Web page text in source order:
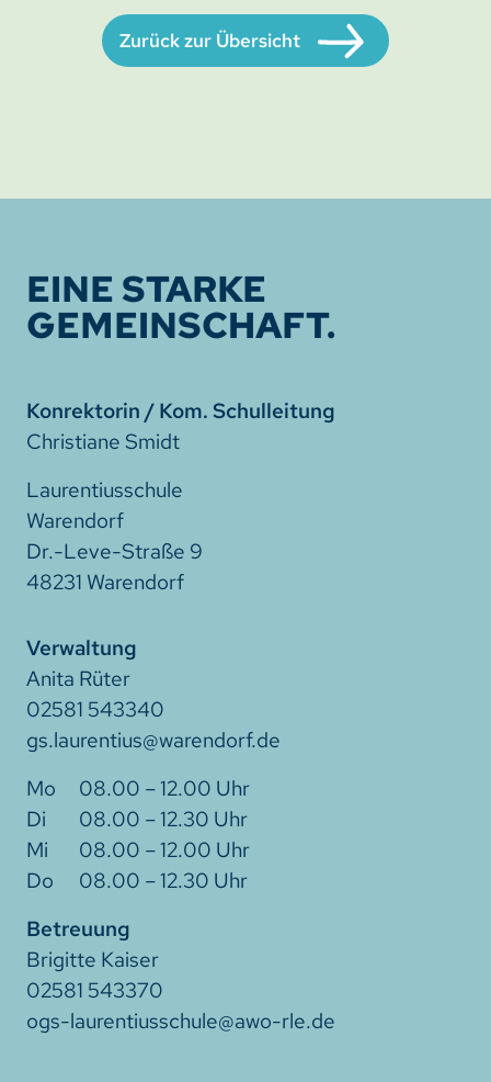
Zurück zur Übersicht
EINE STARKE
GEMEINSCHAFT.
Konrektorin / Kom. Schulleitung
Christiane Smidt
Laurentiusschule
Warendorf
Dr.-Leve-Straße 9
48231 Warendorf
Verwaltung
Anita Rüter
02581 543340
gs.laurentius@warendorf.de
08.00 – 12.00 Uhr
08.00 – 12.30 Uhr
08.00 – 12.00 Uhr
08.00 – 12.30 Uhr
Betreuung
Brigitte Kaiser
02581 543370
ogs-laurentiusschule@awo-rle.de